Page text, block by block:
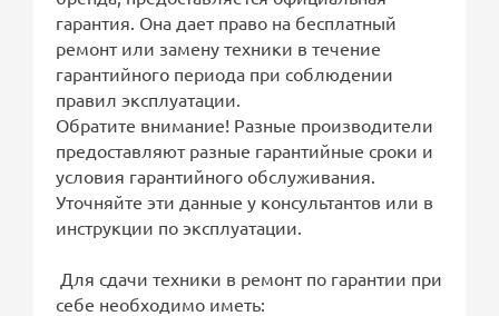
гарантия. Она дает право на бесплатный
ремонт или замену техники в течение
гарантийного периода при соблюдении
правил эксплуатации.
Обратите внимание! Разные производители
предоставляют разные гарантийные сроки и
условия гарантийного обслуживания.
Уточняйте эти данные у консультантов или в
инструкции по эксплуатации.
Для сдачи техники в ремонт по гарантии при
себе необходимо иметь: